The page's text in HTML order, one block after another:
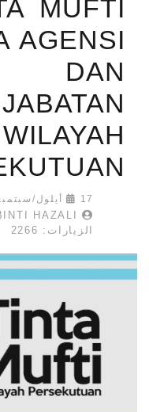
MUFTI
AGENSI
DAN
17 أيلول/سبتمبر 2025
SITI AISHAH BINTI HAZALI
الزيارات: 2266